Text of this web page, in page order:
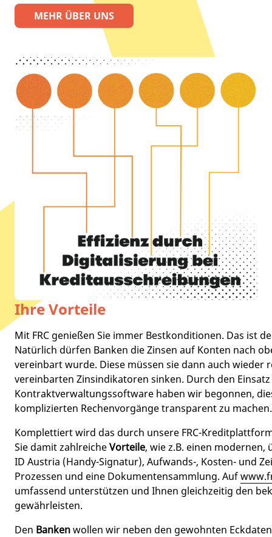
MEHR ÜBER UNS
Ihre Vorteile
Mit FRC genießen Sie immer Bestkonditionen. Das ist
Natürlich dürfen Banken die Zinsen auf Konten nach
vereinbart wurde. Diese müssen sie dann auch wieder
vereinbarten Zinsindikatoren sinken. Durch den
Kontraktverwaltungssoftware haben wir begonnen,
komplizierten Rechenvorgänge transparent zu machen.
Komplettiert wird das durch unsere FRC-
Sie damit zahlreicheVorteile, wie z.B. einen
ID Austria (Handy-Signatur), Aufwands-, Kosten- und
Prozessen und eine Dokumentensammlung. Auf
umfassend unterstützen und Ihnen gleichzeitig den
gewährleisten.
Den Bankenwollen wir neben den gewohnten